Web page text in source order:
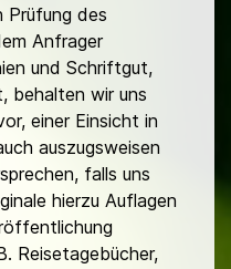
Prüfung des
Anfrager
und Schriftgut,
behalten wir uns
einer Einsicht in
auszugsweisen
falls uns
hierzu Auflagen
Reisetagebücher,